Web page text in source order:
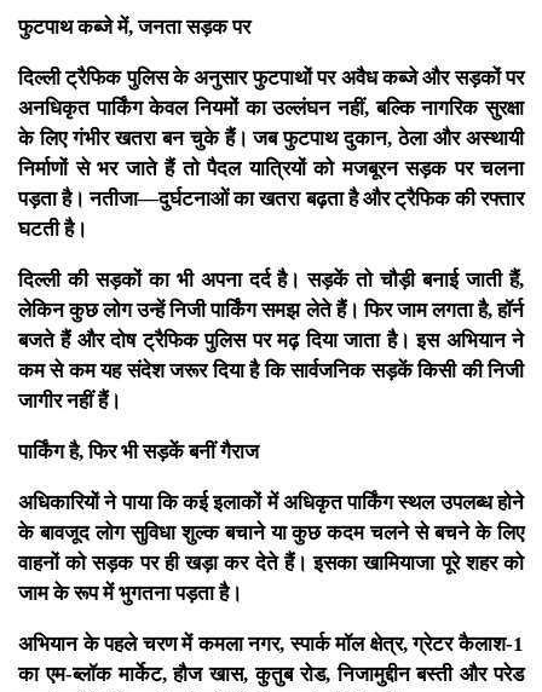
फुटपाथ कब्जे में, जनता सड़क पर
दिल्ली ट्रैफिक पुलिस के अनुसार फुटपाथों पर अवैध कब्जे और सड़कों पर
अनधिकृत पार्किंग केवल नियमों का उल्लंघन नहीं, बल्कि नागरिक सुरक्षा
के लिए गंभीर खतरा बन चुके हैं। जब फुटपाथ दुकान, ठेला और अस्थायी
निर्माणों से भर जाते हैं तो पैदल यात्रियों को मजबूरन सड़क पर चलना
पड़ता है। नतीजा—दुर्घटनाओं का खतरा बढ़ता है और ट्रैफिक की रफ्तार
घटती है।
दिल्ली की सड़कों का भी अपना दर्द है। सड़कें तो चौड़ी बनाई जाती हैं,
लेकिन कुछ लोग उन्हें निजी पार्किंग समझ लेते हैं। फिर जाम लगता है, हॉर्न
बजते हैं और दोष ट्रैफिक पुलिस पर मढ़ दिया जाता है। इस अभियान ने
कम से कम यह संदेश जरूर दिया है कि सार्वजनिक सड़कें किसी की निजी
जागीर नहीं हैं।
पार्किंग है, फिर भी सड़कें बनीं गैराज
अधिकारियों ने पाया कि कई इलाकों में अधिकृत पार्किंग स्थल उपलब्ध होने
के बावजूद लोग सुविधा शुल्क बचाने या कुछ कदम चलने से बचने के लिए
वाहनों को सड़क पर ही खड़ा कर देते हैं। इसका खामियाजा पूरे शहर को
जाम के रूप में भुगतना पड़ता है।
अभियान के पहले चरण में कमला नगर, स्पार्क मॉल क्षेत्र, ग्रेटर कैलाश-1
का एम-ब्लॉक मार्केट, हौज खास, कुतुब रोड, निजामुद्दीन बस्ती और परेड